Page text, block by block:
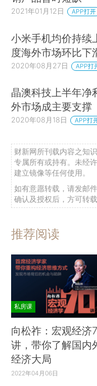
2021年01月12日 APP打开
小米手机均价持续
度海外市场环比下
2020年08月27日 APP打
晶澳科技上半年净
外市场成主要支撑
2020年08月18日 APP打
财新网所刊载内容之知
专属所有或持有。未经
建立镜像等任何使用。
如有意愿转载，请发邮
确认及授权后，方可转载
推荐阅读
私房课
向松祚：宏观经济
讲，带你了解国内
经济大局
2022年04月06日